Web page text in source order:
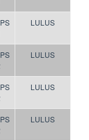
LULUS
LULUS
LULUS
LULUS